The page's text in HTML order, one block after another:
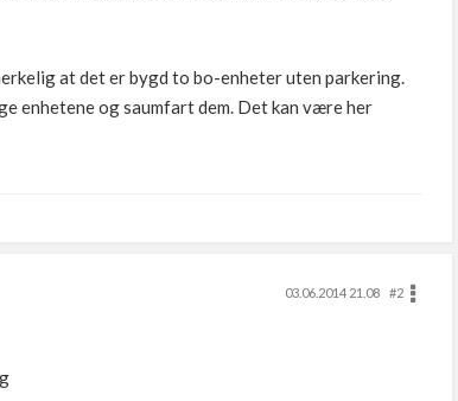
at det er bygd to bo-enheter uten parkering.
enhetene og saumfart dem. Det kan være her
03.06.2014 21.08
#2